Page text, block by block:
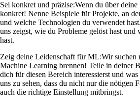
Sei konkret und präzise:Wenn du über
konkret! Nenne Beispiele für Projekte, an
und welche Technologien du verwendet
uns zeigst, wie du Probleme gelöst hast
hast.
Zeig deine Leidenschaft für ML:Wir suchen
Machine Learning brennen! Teile in deiner
dich für diesen Bereich interessierst und
uns zu sehen, dass du nicht nur die nötigen
auch die richtige Einstellung mitbringst.